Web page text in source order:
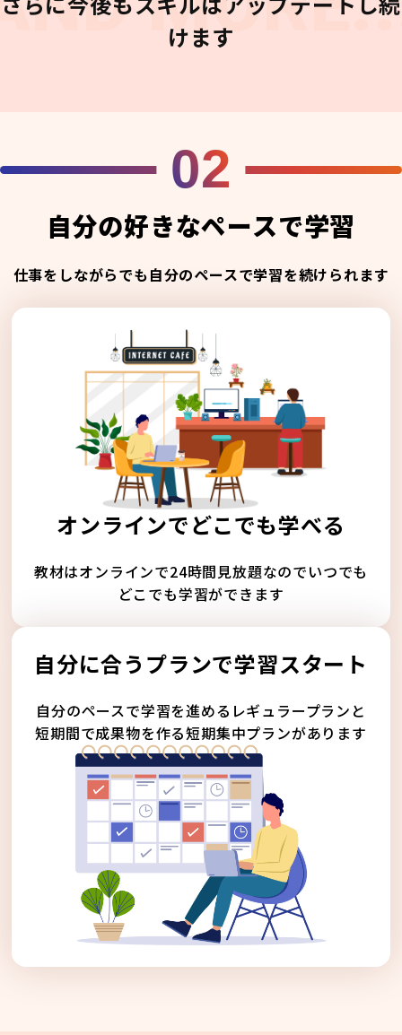
さらに今後もスキルはアップデートし続
けます
02
自分の好きなペースで学習
仕事をしながらでも自分のペースで学習を続けられます
オンラインでどこでも学べる
教材はオンラインで24時間見放題なのでいつでも
どこでも学習ができます
自分に合うプランで学習スタート
自分のペースで学習を進めるレギュラープランと
短期間で成果物を作る短期集中プランがあります